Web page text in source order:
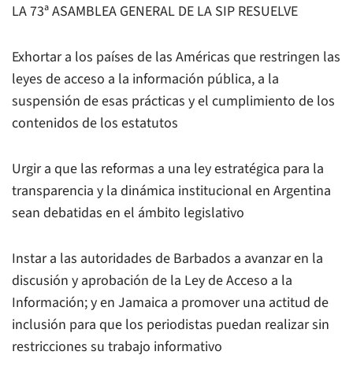
LA 73ª ASAMBLEA GENERAL DE LA SIP RESUELVE
Exhortar a los países de las Américas que restringen las
leyes de acceso a la información pública, a la
suspensión de esas prácticas y el cumplimiento de los
contenidos de los estatutos
Urgir a que las reformas a una ley estratégica para la
transparencia y la dinámica institucional en Argentina
sean debatidas en el ámbito legislativo
Instar a las autoridades de Barbados a avanzar en la
discusión y aprobación de la Ley de Acceso a la
Información; y en Jamaica a promover una actitud de
inclusión para que los periodistas puedan realizar sin
restricciones su trabajo informativo